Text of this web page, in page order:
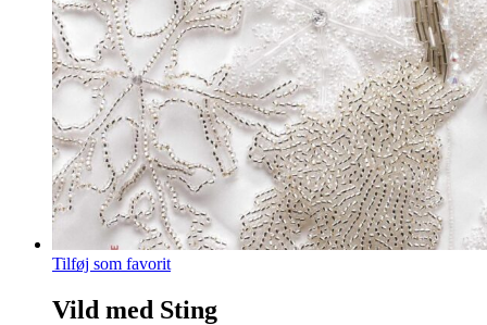
Tilføj som favorit
Vild med Sting